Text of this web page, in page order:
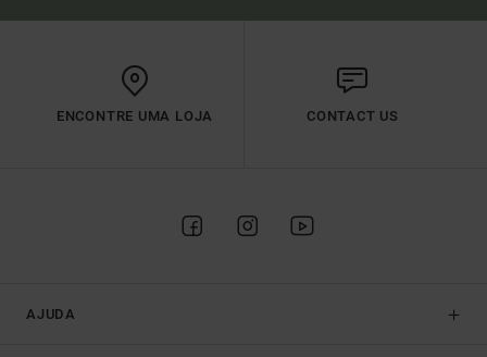
ENCONTRE UMA LOJA CONTACT US
AJUDA